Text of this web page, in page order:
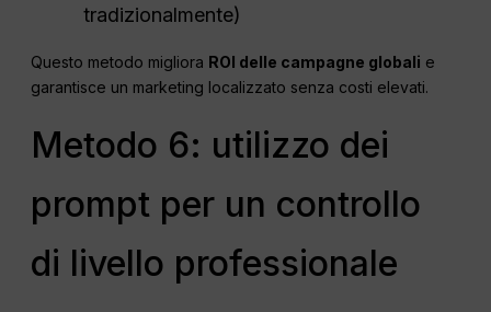
tradizionalmente)
Questo metodo migliora ROI delle campagne globali e
garantisce un marketing localizzato senza costi elevati.
Metodo 6: utilizzo dei
prompt per un controllo
di livello professionale